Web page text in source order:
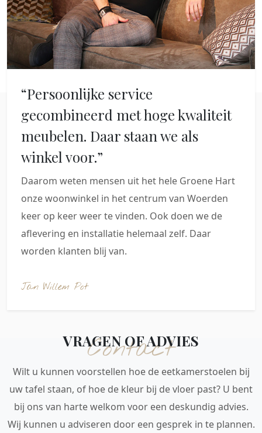
“Persoonlijke service
gecombineerd met hoge kwaliteit
meubelen. Daar staan we als
winkel voor.”
Daarom weten mensen uit het hele Groene Hart
onze woonwinkel in het centrum van Woerden
keer op keer weer te vinden. Ook doen we de
aflevering en installatie helemaal zelf. Daar
worden klanten blij van.
Jan Willem Pot
Contact
VRAGEN OF ADVIES
Wilt u kunnen voorstellen hoe de eetkamerstoelen bij
uw tafel staan, of hoe de kleur bij de vloer past? U bent
bij ons van harte welkom voor een deskundig advies.
Wij kunnen u adviseren door een gesprek in te plannen.